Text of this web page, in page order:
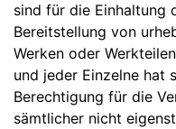
sind für die Einhaltung
Bereitstellung von
Werken oder
und jeder Einzelne hat
Berechtigung für die
sämtlicher nicht